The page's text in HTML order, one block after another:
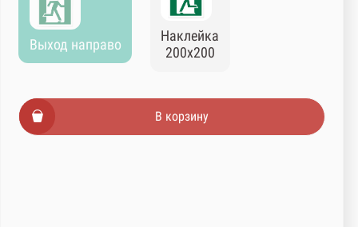
Выход направо
Наклейка
200х200
В корзину